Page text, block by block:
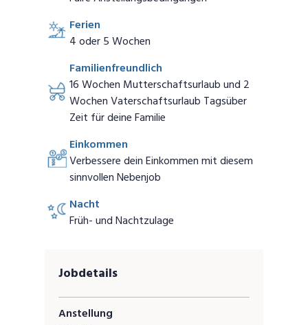
Ferien
4 oder 5 Wochen
Familienfreundlich
16 Wochen Mutterschaftsurlaub und 2
Wochen Vaterschaftsurlaub Tagsüber
Zeit für deine Familie
Einkommen
Verbessere dein Einkommen mit diesem
sinnvollen Nebenjob
Nacht
Früh- und Nachtzulage
Jobdetails
Anstellung